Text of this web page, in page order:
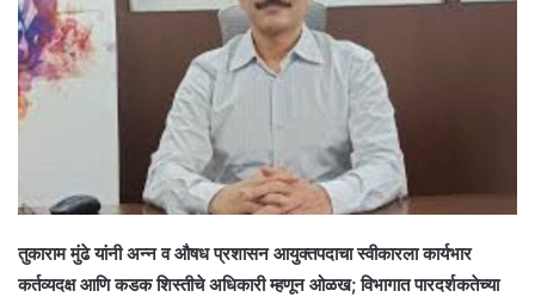
तुकाराम मुंढे यांनी अन्न व औषध प्रशासन आयुक्तपदाचा स्वीकारला कार्यभार
कर्तव्यदक्ष आणि कडक शिस्तीचे अधिकारी म्हणून ओळख; विभागात पारदर्शकतेच्या